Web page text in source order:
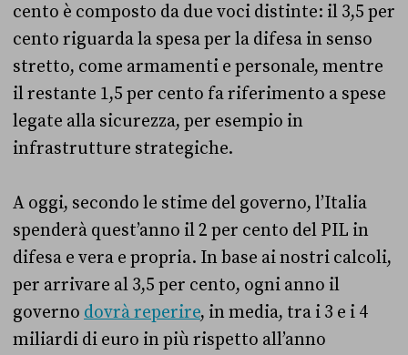
cento è composto da due voci distinte: il 3,5 per
cento riguarda la spesa per la difesa in senso
stretto, come armamenti e personale, mentre
il restante 1,5 per cento fa riferimento a spese
legate alla sicurezza, per esempio in
infrastrutture strategiche.
A oggi, secondo le stime del governo, l’Italia
spenderà quest’anno il 2 per cento del PIL in
difesa e vera e propria. In base ai nostri calcoli,
per arrivare al 3,5 per cento, ogni anno il
governo dovrà reperire, in media, tra i 3 e i 4
miliardi di euro in più rispetto all’anno